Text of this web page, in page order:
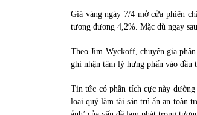
31/05/2022
Phân tích giá tiền
trường lập kỷ lục
Giá vàng ngày 7/4 mở cửa phiên
tương đương 4,2%. Mặc dù ngay
Theo Jim Wyckoff, chuyên gia
ghi nhận tâm lý hưng phấn vào đầu
Tin tức có phần tích cực này
loại quý làm tài sản trú ẩn an toàn